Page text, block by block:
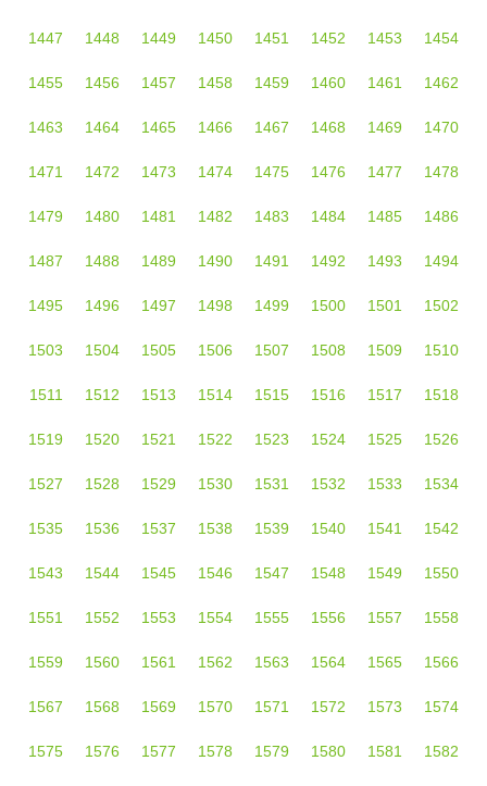
1447 1448 1449 1450 1451 1452 1453 1454
1455 1456 1457 1458 1459 1460 1461 1462
1463 1464 1465 1466 1467 1468 1469 1470
1471 1472 1473 1474 1475 1476 1477 1478
1479 1480 1481 1482 1483 1484 1485 1486
1487 1488 1489 1490 1491 1492 1493 1494
1495 1496 1497 1498 1499 1500 1501 1502
1503 1504 1505 1506 1507 1508 1509 1510
1511 1512 1513 1514 1515 1516 1517 1518
1519 1520 1521 1522 1523 1524 1525 1526
1527 1528 1529 1530 1531 1532 1533 1534
1535 1536 1537 1538 1539 1540 1541 1542
1543 1544 1545 1546 1547 1548 1549 1550
1551 1552 1553 1554 1555 1556 1557 1558
1559 1560 1561 1562 1563 1564 1565 1566
1567 1568 1569 1570 1571 1572 1573 1574
1575 1576 1577 1578 1579 1580 1581 1582